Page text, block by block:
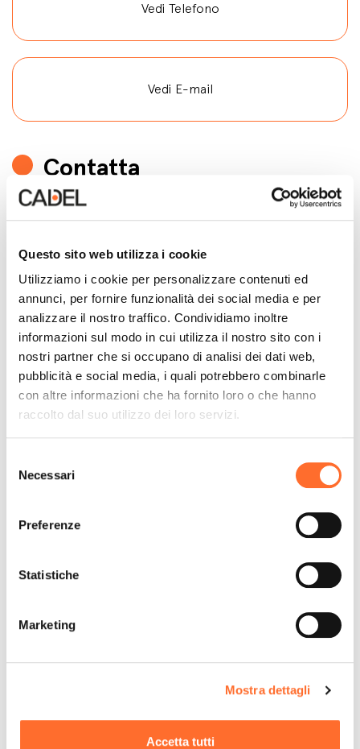
Questo sito web utilizza i cookie
Utilizziamo i cookie per personalizzare contenuti ed
annunci, per fornire funzionalità dei social media e per
analizzare il nostro traffico. Condividiamo inoltre
informazioni sul modo in cui utilizza il nostro sito con i
nostri partner che si occupano di analisi dei dati web,
pubblicità e social media, i quali potrebbero combinarle
con altre informazioni che ha fornito loro o che hanno
raccolto dal suo utilizzo dei loro servizi.
delNecessari
Preferenze
Statistiche
Marketing
Mostra dettagli
Accetta tutti
Vedi Telefono
Vedi E-mail
Contatta